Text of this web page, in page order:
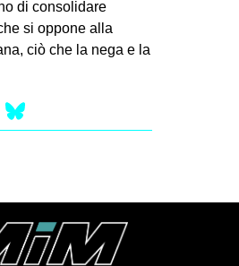
AMBIENTE
STUDENTI
di consolidare
si oppone alla
ciò che la nega e la
Facebook